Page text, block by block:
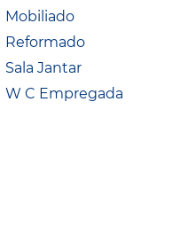
Mobiliado
Reformado
Sala Jantar
W C Empregada